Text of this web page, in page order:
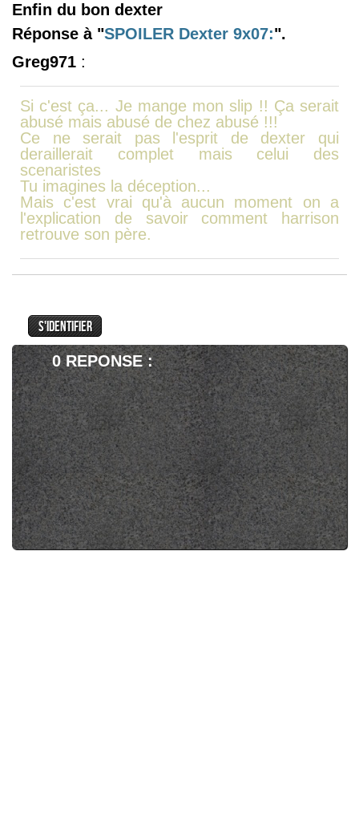
Enfin du bon dexter
Réponse à "SPOILER Dexter 9x07:".
Greg971 :
Si c'est ça... Je mange mon slip !! Ça serait
abusé mais abusé de chez abusé !!!
Ce ne serait pas l'esprit de dexter qui
deraillerait complet mais celui des
scenaristes
Tu imagines la déception...
Mais c'est vrai qu'à aucun moment on a
l'explication de savoir comment harrison
retrouve son père.
surement dévoilé sa nouvelle identité "au cas
où" j'imagine?!..
Et kurt étant un "Dexter" lui aussi, j'imagine
qu'il sait reconnaitre son ou ses Alter ego plus
facilement. Et si il était proie au doute, la
visite de Dexter dans sa cellule l'a conforter
dans cette idée. Echec et mat.
(Qui ferait de telles démarches pour un face
à face?)
L'idée du "purgatoire" c'est trop méta pour
une série comme Dexter. Et la réflexion faite
en rapport à ça est vraiment, vraiment tirée
par les cheveux.
Sinon je retrouve enfin l'ambiance de la série
0 REPONSE :